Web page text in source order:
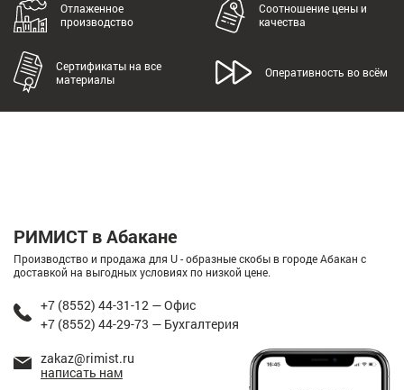
Отлаженное
производство
Соотношение цены и
качества
Сертификаты на все
материалы
Оперативность во всём
РИМИСТ в Абакане
Производство и продажа для U - образные скобы в городе Абакан с
доставкой на выгодных условиях по низкой цене.
+7 (8552) 44-31-12 — Офис
+7 (8552) 44-29-73 — Бухгалтерия
zakaz@rimist.ru
написать нам